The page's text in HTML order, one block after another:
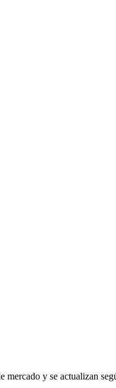
mercado y se actualizan